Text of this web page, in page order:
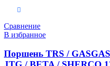
Сравнение
В избранное
Поршень TRS /